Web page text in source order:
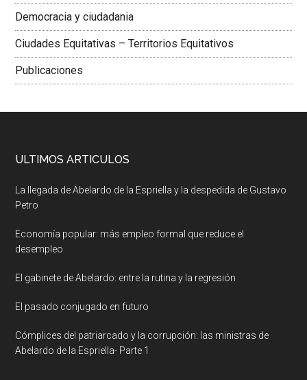
Democracia y ciudadania
Ciudades Equitativas – Territorios Equitativos
Publicaciones
ULTIMOS ARTICULOS
La llegada de Abelardo de la Espriella y la despedida de Gustavo
Petro
Economía popular: más empleo formal que reduce el
desempleo
El gabinete de Abelardo: entre la rutina y la regresión
El pasado conjugado en futuro
Cómplices del patriarcado y la corrupción: las ministras de
Abelardo de la Espriella- Parte 1